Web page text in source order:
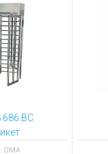
ОМА